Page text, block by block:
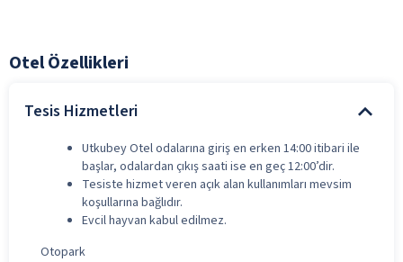
Otel Özellikleri
Tesis Hizmetleri
Utkubey Otel odalarına giriş en erken 14:00 itibari ile
başlar, odalardan çıkış saati ise en geç 12:00’dir.
Tesiste hizmet veren açık alan kullanımları mevsim
koşullarına bağlıdır.
Evcil hayvan kabul edilmez.
Otopark